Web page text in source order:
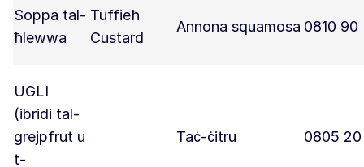
Soppa tal-
ħlewwa
Tuffieħ
Custard
Annona squamosa 0810 90
UGLI
(ibridi tal-
grejpfrut u
t-
Taċ-ċitru 0805 20